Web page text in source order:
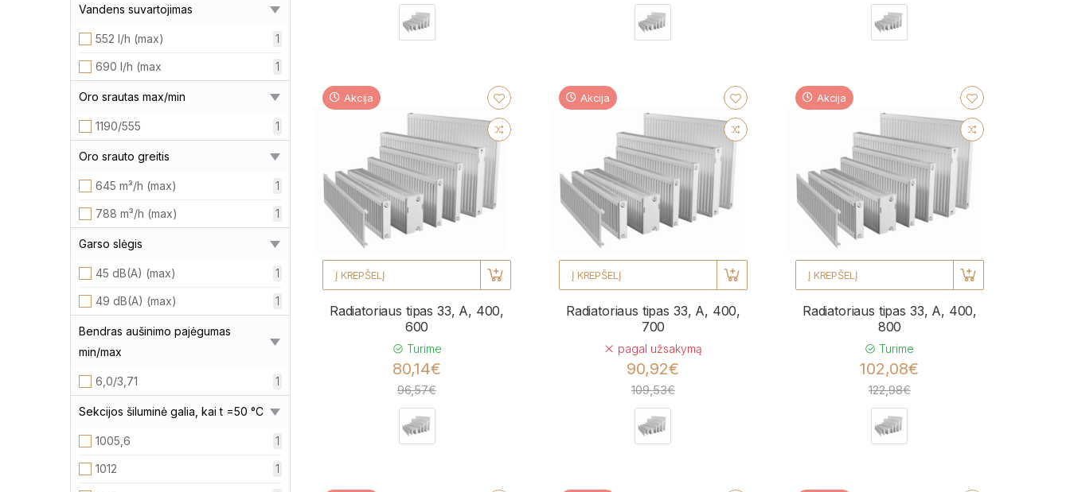
1040x781x100mm
1040х432х98
1040х582х98
1120x781x100mm 1
1120х432х98 1
1120х582х98 1
1200x781x100mm 1
1200х432х98 1
1200х582х98 1
1207х455х200 1
1280х432х98 1
1280х582х98
1360х432х98
1360х582х98 1
1440х432х98 1
1440х582х98 1
1520х432х98 1
2.99 kg 2
6,4 kg 1
Vandens suvartojimas
552 l/h (max) 1
690 l/h (max 1
Oro srautas max/min
1190/555 1
Oro srauto greitis
645 m³/h (max) 1
788 m³/h (max) 1
Garso slėgis
45 dB(A) (max) 1
49 dB(A) (max) 1
Bendras aušinimo pajėgumas
min/max
6,0/3,71 1
Sekcijos šiluminė galia, kai t =50 °C
1005,6 1
1012 1
Akcija
Į KREPŠELĮ
Radiatoriaus tipas 33, A, 400,
600
Turime
80,14€
96,57€
Akcija
Į KREPŠELĮ
Radiatoriaus tipas 33, A, 400,
700
pagal užsakymą
90,92€
109,53€
Akcija
Į KREPŠELĮ
Radiatoriaus tipas 33, A, 400,
800
Turime
102,08€
122,98€